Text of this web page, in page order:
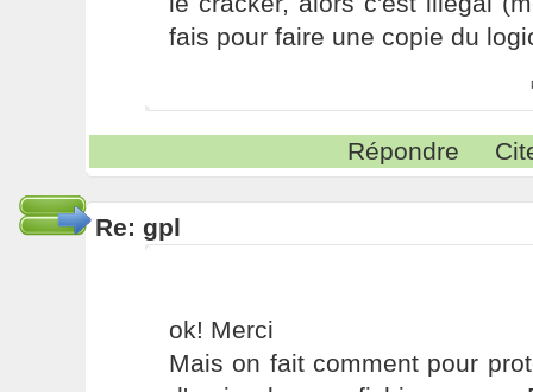
fais pour faire une copie du
Répondre
Re: gpl
ok! Merci
Mais on fait comment pour